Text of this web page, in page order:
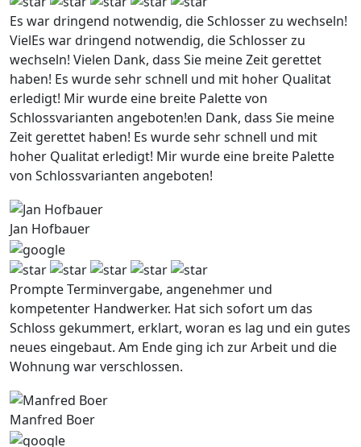
Es war dringend notwendig, die Schlosser zu wechseln!
VielEs war dringend notwendig, die Schlosser zu
wechseln! Vielen Dank, dass Sie meine Zeit gerettet
haben! Es wurde sehr schnell und mit hoher Qualitat
erledigt! Mir wurde eine breite Palette von
Schlossvarianten angeboten!en Dank, dass Sie meine
Zeit gerettet haben! Es wurde sehr schnell und mit
hoher Qualitat erledigt! Mir wurde eine breite Palette
von Schlossvarianten angeboten!
Jan Hofbauer
Prompte Terminvergabe, angenehmer und
kompetenter Handwerker. Hat sich sofort um das
Schloss gekummert, erklart, woran es lag und ein gutes
neues eingebaut. Am Ende ging ich zur Arbeit und die
Wohnung war verschlossen.
Manfred Boer